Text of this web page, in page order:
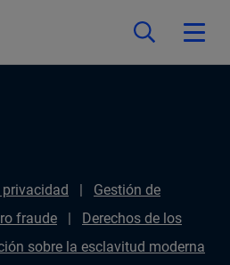
Gestión de
fraude
Derechos de los
sobre la esclavitud moderna